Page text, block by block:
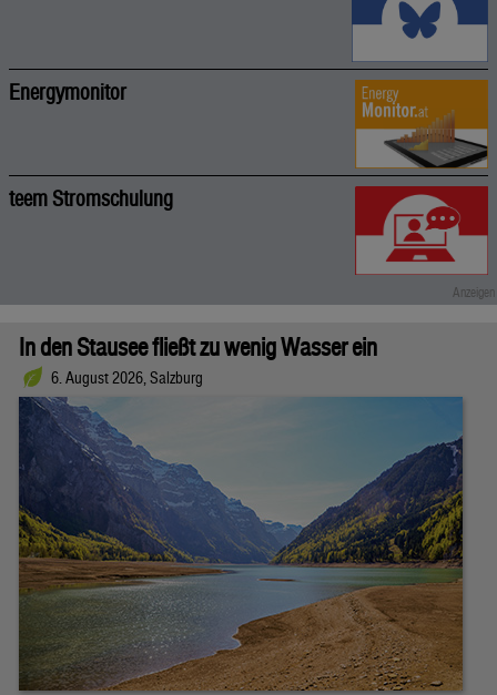
Energymonitor
teem Stromschulung
In den Stausee fließt zu wenig Wasser ein
6. August 2026, Salzburg